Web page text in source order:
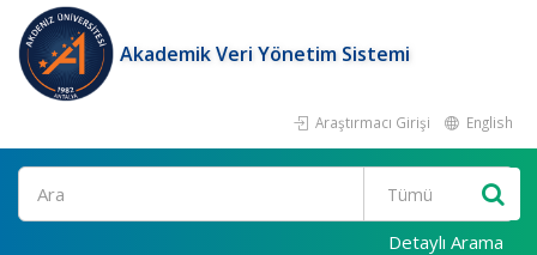
Akademik Veri Yönetim Sistemi
Araştırmacı Girişi English
Ara
Detaylı Arama